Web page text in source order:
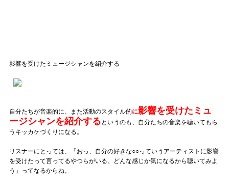
影響を受けたミュージシャンを紹介する
自分たちが音楽的に、また活動のスタイル的に影響を受けたミュ
ージシャンを紹介する というのも、自分たちの音楽を聴いてもら
うキッカケづくりになる。
リスナーにとっては、「おっ、自分の好きな○○っていうアーティストに影響
を受けたって言ってるやつらがいる。どんな感じか気になるから聴いてみよ
う」ってなるからね。